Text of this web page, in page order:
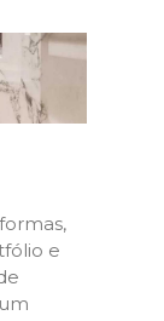
e